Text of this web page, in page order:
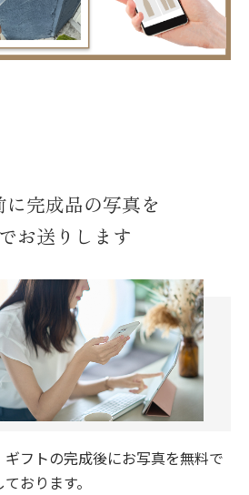
に完成品の写真を
お送りします
フトの完成後にお写真を無料で
おります。